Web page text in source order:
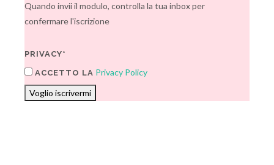
Quando invii il modulo, controlla la tua inbox per
confermare l'iscrizione
PRIVACY*
ACCETTO LA Privacy Policy
Voglio iscrivermi